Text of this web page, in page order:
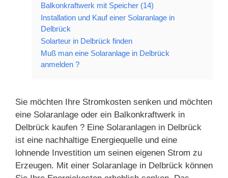
Balkonkraftwerk mit Speicher (14)
Installation und Kauf einer Solaranlage in
Delbrück
Solarteur in Delbrück finden
Muß man eine Solaranlage in Delbrück
anmelden ?
Sie möchten Ihre Stromkosten senken und möchten
eine Solaranlage oder ein Balkonkraftwerk in
Delbrück kaufen ? Eine Solaranlagen in Delbrück
ist eine nachhaltige Energiequelle und eine
lohnende Investition um seinen eigenen Strom zu
Erzeugen. Mit einer Solaranlage in Delbrück können